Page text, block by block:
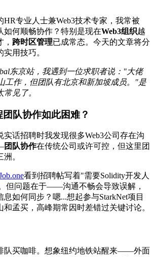
HR专业人士兼Web3技术专家，我常被
如何顺畅协作？特别是现在Web3组织越
跨时区管理已成常态。今天的文章将分
用技巧。
东京站，我遇到一位求职者说："大佬
工作，但团队有北京和新加坡成员。"是
见了。
团队协作如此困难？
实话招聘时我发现很多Web3公司存在沟
团队协作在传统公司或许可控，但这里团
。
看到招聘帖写着"需要Solidity开发人
但问题在于——沟通不畅会导致误解，
如何同步？嗯...想起参与StarkNet项目
孟买，高峰期常因时差错过关键讨论。
队买咖啡。想象纽约地铁站醒来——外面